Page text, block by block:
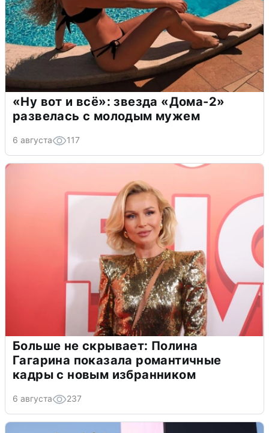
«Ну вот и всё»: звезда «Дома-2»
развелась с молодым мужем
6 августа 117
Больше не скрывает: Полина
Гагарина показала романтичные
кадры с новым избранником
6 августа 237